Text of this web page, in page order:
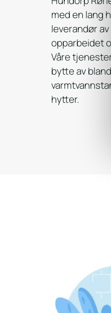
med en lang
leverandør
opparbeidet
Våre
bytte av
hytter.